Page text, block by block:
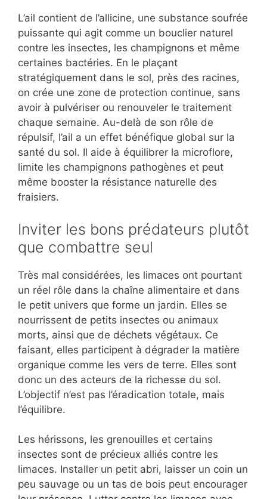
L’ail contient de l’allicine, une substance soufrée
puissante qui agit comme un bouclier naturel
contre les insectes, les champignons et même
certaines bactéries. En le plaçant
stratégiquement dans le sol, près des racines,
on crée une zone de protection continue, sans
avoir à pulvériser ou renouveler le traitement
chaque semaine. Au-delà de son rôle de
répulsif, l’ail a un effet bénéfique global sur la
santé du sol. Il aide à équilibrer la microflore,
limite les champignons pathogènes et peut
même booster la résistance naturelle des
fraisiers.
Inviter les bons prédateurs plutôt
que combattre seul
Très mal considérées, les limaces ont pourtant
un réel rôle dans la chaîne alimentaire et dans
le petit univers que forme un jardin. Elles se
nourrissent de petits insectes ou animaux
morts, ainsi que de déchets végétaux. Ce
faisant, elles participent à dégrader la matière
organique comme les vers de terre. Elles sont
donc un des acteurs de la richesse du sol.
L’objectif n’est pas l’éradication totale, mais
l’équilibre.
Les hérissons, les grenouilles et certains
insectes sont de précieux alliés contre les
limaces. Installer un petit abri, laisser un coin un
peu sauvage ou un tas de bois peut encourager